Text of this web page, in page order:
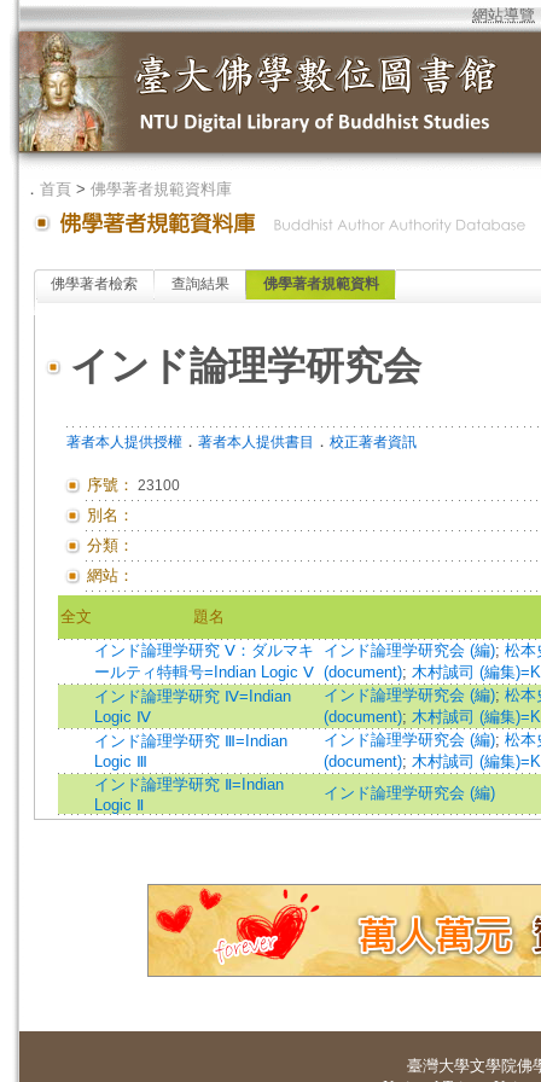
網站導覽
． 首頁 > 佛學著者規範資料庫
佛學著者檢索 查詢結果 佛學著者規範資料
インド論理学研究会
著者本人提供授權 ． 著者本人提供書目 ． 校正著者資訊
序號： 23100
別名：
分類：
網站：
全文
題名
インド論理学研究 Ⅴ：ダルマキ
ールティ特輯号=Indian Logic Ⅴ
インド論理学研究会 (編); 松本
(document); 木村誠司 (編集
インド論理学研究 Ⅳ=Indian
Logic Ⅳ
インド論理学研究会 (編); 松本
(document); 木村誠司 (編集
インド論理学研究 Ⅲ=Indian
Logic Ⅲ
インド論理学研究会 (編); 松本
(document); 木村誠司 (編集
インド論理学研究 Ⅱ=Indian
Logic Ⅱ
インド論理学研究会 (編)
臺灣大學文學院佛